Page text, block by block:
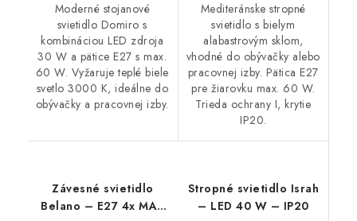
Moderné stojanové
svietidlo Domiro s
kombináciou LED zdroja
30 W a pätice E27 s max.
60 W. Vyžaruje teplé biele
svetlo 3000 K, ideálne do
obývačky a pracovnej izby.
Mediteránske stropné
svietidlo s bielym
alabastrovým sklom,
vhodné do obývačky alebo
pracovnej izby. Pätica E27
pre žiarovku max. 60 W.
Trieda ochrany I, krytie
IP20.
Závesné svietidlo
Belano – E27 4x MAX
Stropné svietidlo Israh
– LED 40 W – IP20